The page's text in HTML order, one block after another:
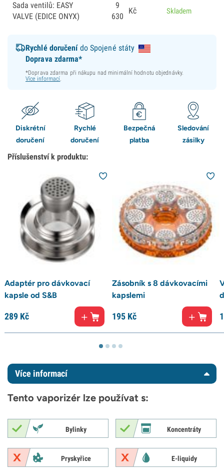
Sada ventilů: EASY
VALVE (EDICE ONYX)
9
630
Kč Skladem
Rychlé doručenído Spojené státy
Doprava zdarma*
*Doprava zdarma při nákupu nad minimální hodnotu objednávky.
Více informací.
Diskrétní
doručení
Rychlé
doručení
Bezpečná
platba
Sledování
zásilky
Příslušenství k produktu:
Adaptér pro dávkovací
kapsle od S&B
289 Kč
Zásobník s 8 dávkovacími
kapslemi
195 Kč
Více informací
Tento vaporizér lze používat s:
Bylinky Koncentráty
Pryskyřice E-liquidy